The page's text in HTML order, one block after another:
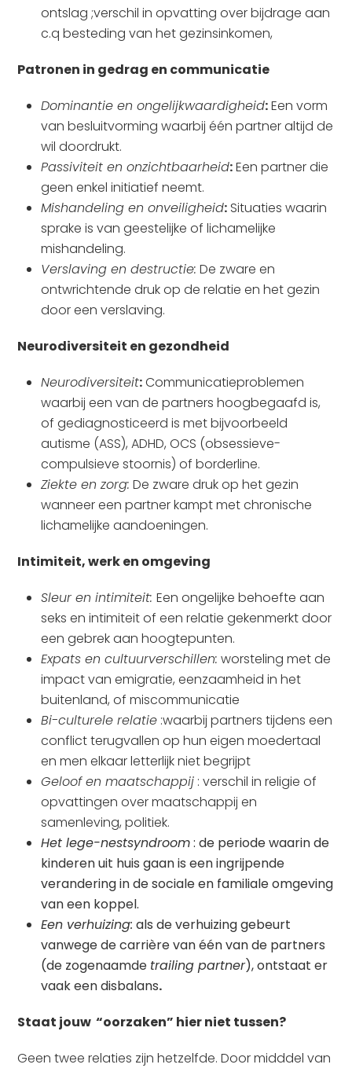
ontslag ;verschil in opvatting over bijdrage aan
c.q besteding van het gezinsinkomen,
Patronen in gedrag en communicatie
Dominantie en ongelijkwaardigheid:Een vorm
van besluitvorming waarbij één partner altijd de
wil doordrukt.
Passiviteit en onzichtbaarheid:Een partner die
geen enkel initiatief neemt.
Mishandeling en onveiligheid: Situaties waarin
sprake is van geestelijke of lichamelijke
mishandeling.
Verslaving en destructie: De zware en
ontwrichtende druk op de relatie en het gezin
door een verslaving.
Neurodiversiteit en gezondheid
Neurodiversiteit:Communicatieproblemen
waarbij een van de partners hoogbegaafd is,
of gediagnosticeerd is met bijvoorbeeld
autisme (ASS), ADHD, OCS (obsessieve-
compulsieve stoornis) of borderline.
Ziekte en zorg: De zware druk op het gezin
wanneer een partner kampt met chronische
lichamelijke aandoeningen.
Intimiteit, werk en omgeving
Sleur en intimiteit:Een ongelijke behoefte aan
seks en intimiteit of een relatie gekenmerkt door
een gebrek aan hoogtepunten.
Expats en cultuurverschillen: worsteling met de
impact van emigratie, eenzaamheid in het
buitenland, of miscommunicatie
Bi-culturele relatie :waarbij partners tijdens een
conflict terugvallen op hun eigen moedertaal
en men elkaar letterlijk niet begrijpt
Geloof en maatschappij : verschil in religie of
opvattingen over maatschappij en
samenleving, politiek.
Het lege-nestsyndroom: de periode waarin de
kinderen uit huis gaan is een ingrijpende
verandering in de sociale en familiale omgeving
van een koppel.
Een verhuizing: als de verhuizing gebeurt
vanwege de carrière van één van de partners
(de zogenaamde trailing partner), ontstaat er
vaak een disbalans.
Staat jouw “oorzaken” hier niet tussen?
Geen twee relaties zijn hetzelfde. Door midddel van